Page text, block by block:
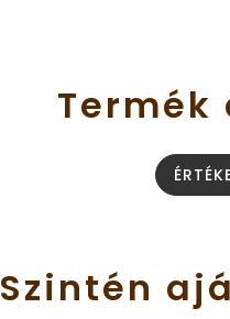
Termék
Szintén